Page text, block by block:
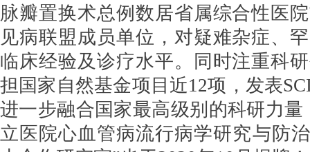
脉瓣置换术总例数居省属综合性医
见病联盟成员单位，对疑难杂症、
临床经验及诊疗水平。同时注重科
担国家自然基金项目近12项，发表
进一步融合国家最高级别的科研力量
立医院心血管病流行病学研究与防